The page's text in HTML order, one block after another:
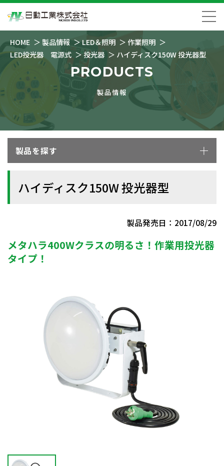
HOME 製品情報 LED＆照明
作業照明
LED投光器 電源式
投光器 ハイディスク150W 投光器型
PRODUCTS
製品情報
製品を探す
ハイディスク150W 投光器型
製品発売日：2017/08/29
メタハラ400Wクラスの明るさ！作業用投光器
タイプ！